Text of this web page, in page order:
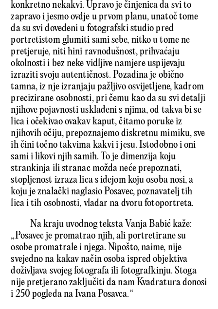
konkretno nekakvi. Upravo je činjenica da svi to
zapravo i jesmo ovdje u prvom planu, unatoč tome
da su svi dovedeni u fotografski studio pred
portretistom glumiti sami sebe, nitko u tome ne
pretjeruje, niti hini ravnodušnost, prihvaćaju
okolnosti i bez neke vidljive namjere uspijevaju
izraziti svoju autentičnost. Pozadina je obično
tamna, iz nje izranjaju pažljivo osvijetljene, kadrom
precizirane osobnosti, pri čemu kao da su svi detalji
njihove pojavnosti usklađeni s njima, od takva bi se
lica i očekivao ovakav kaput, čitamo poruke iz
njihovih očiju, prepoznajemo diskretnu mimiku, sve
ih čini točno takvima kakvi i jesu. Istodobno i oni
sami i likovi njih samih. To je dimenzija koju
strankinja ili stranac možda neće prepoznati,
stopljenost izraza lica s idejom koju osoba nosi, a
koju je znalački naglasio Posavec, poznavatelj tih
lica i tih osobnosti, vladar na dvoru fotoportreta.
Na kraju uvodnog teksta Vanja Babić kaže:
„Posavec je promatrao njih, ali portretirane su
osobe promatrale i njega. Nipošto, naime, nije
svejedno na kakav način osoba ispred objektiva
doživljava svojeg fotografa ili fotografkinju. Stoga
nije pretjerano zaključiti da nam Kvadratura donosi
i 250 pogleda na Ivana Posavca.“